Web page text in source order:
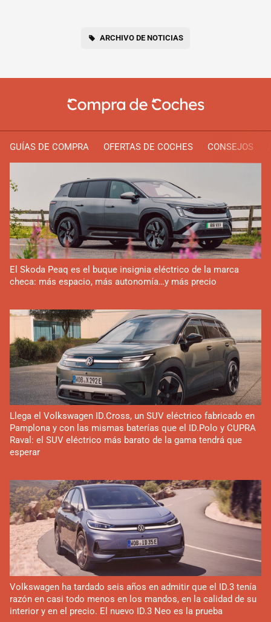
ARCHIVO DE NOTICIAS
GUÍAS DE COMPRA OFERTAS DE COCHES CONSEJOS
El Skoda Peaq es el buque insignia eléctrico de la marca
checa: más espacio, más autonomía…y más precio
Llega el Volkswagen ID.Cross, un SUV eléctrico fabricado en
Pamplona y con las mismas baterías que el ID.Polo y CUPRA
Raval: el SUV eléctrico más barato de la gama tendrá que
esperar
Volkswagen ha tardado seis años en admitir que el ID.3 tenía
razón en casi todo menos en los mandos, en la calidad de su
interior y en el precio. El nuevo ID.3 Neo es la prueba